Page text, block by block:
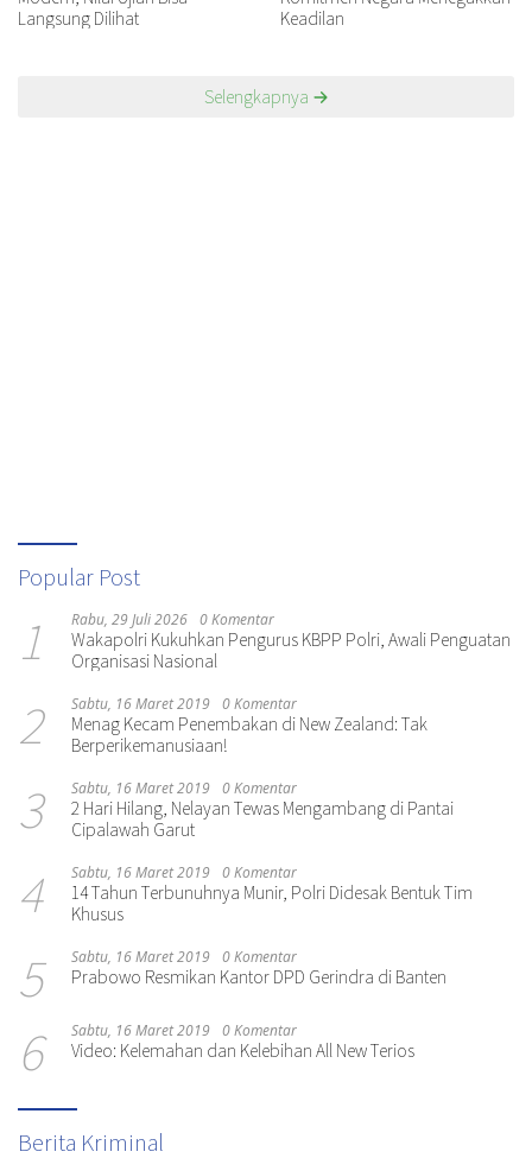
Langsung Dilihat
Keadilan
Selengkapnya
Popular Post
1 Rabu, 29 Juli 2026 0 Komentar
Wakapolri Kukuhkan Pengurus KBPP Polri, Awali Penguatan
Organisasi Nasional
2 Sabtu, 16 Maret 2019 0 Komentar
Menag Kecam Penembakan di New Zealand: Tak
Berperikemanusiaan!
3 Sabtu, 16 Maret 2019 0 Komentar
2 Hari Hilang, Nelayan Tewas Mengambang di Pantai
Cipalawah Garut
4 Sabtu, 16 Maret 2019 0 Komentar
14 Tahun Terbunuhnya Munir, Polri Didesak Bentuk Tim
Khusus
5 Sabtu, 16 Maret 2019 0 Komentar
Prabowo Resmikan Kantor DPD Gerindra di Banten
6 Sabtu, 16 Maret 2019 0 Komentar
Video: Kelemahan dan Kelebihan All New Terios
Berita Kriminal